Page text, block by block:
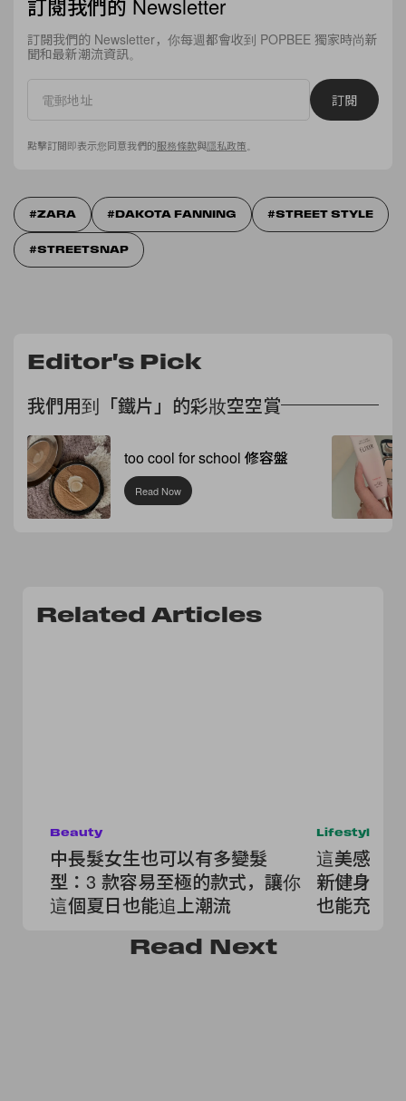
訂閱我們的 Newsletter，你每週都會收到 POPBEE 獨家時尚新
聞和最新潮流資訊。
訂閱
點擊訂閱即表示您同意我們的服務條款與隱私政策
ZARA DAKOTA FANNING STREET STYLE
STREETSNAP
Editor's Pick
我們用到「鐵片」的彩妝空空賞
too cool for school 修容盤
Read Now
Related Articles
Beauty
中長髮女生也可以有多變髮
型：3 款容易至極的款式，讓你
這個夏日也能追上潮流
Lifestyle
這美感太
新健身房
也能充滿
Read Next